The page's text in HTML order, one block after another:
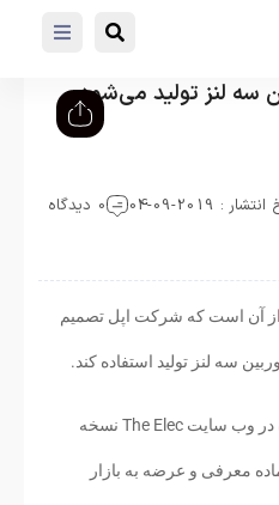
: 2019-09-04
0 دیدگاه
آن است که شرکت اپل تصمیم
بر اساس ادعای اخیر منتشر شده در وب سایت The Elec نسخه
آیپد پرو که در سال 2020 آماده معرفی و عرضه به بازار